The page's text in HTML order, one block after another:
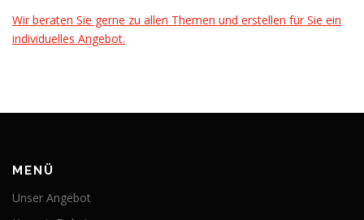
Wir beraten Sie gerne zu allen Themen und erstellen für Sie ein
individuelles Angebot.
MENÜ
Unser Angebot